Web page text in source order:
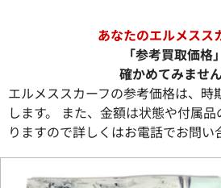
あなたのエルメスス
「参考買取価格
確かめてみませ
エルメススカーフの参考価格は、時
します。 また、金額は状態や付属
りますので詳しくはお電話でお問い